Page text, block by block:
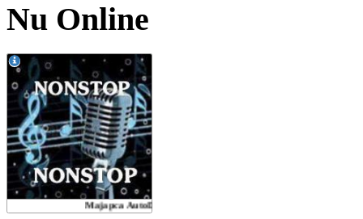
Nu Online